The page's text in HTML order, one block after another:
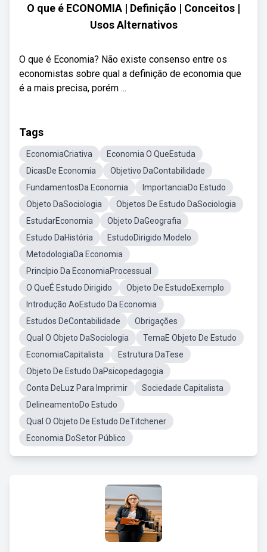
O que é ECONOMIA | Definição | Conceitos |
Usos Alternativos
O que é Economia? Não existe consenso entre os
economistas sobre qual a definição de economia que
é a mais precisa, porém ...
Tags
EconomiaCriativa
Economia O QueEstuda
DicasDe Economia
Objetivo DaContabilidade
FundamentosDa Economia
ImportanciaDo Estudo
Objeto DaSociologia
Objetos De Estudo DaSociologia
EstudarEconomia
Objeto DaGeografia
Estudo DaHistória
EstudoDirigido Modelo
MetodologiaDa Economia
Princípio Da EconomiaProcessual
O QueÉ Estudo Dirigido
Objeto De EstudoExemplo
Introdução AoEstudo Da Economia
Estudos DeContabilidade
Obrigações
Qual O Objeto DaSociologia
TemaE Objeto De Estudo
EconomiaCapitalista
Estrutura DaTese
Objeto De Estudo DaPsicopedagogia
Conta DeLuz Para Imprimir
Sociedade Capitalista
DelineamentoDo Estudo
Qual O Objeto De Estudo DeTitchener
Economia DoSetor Público